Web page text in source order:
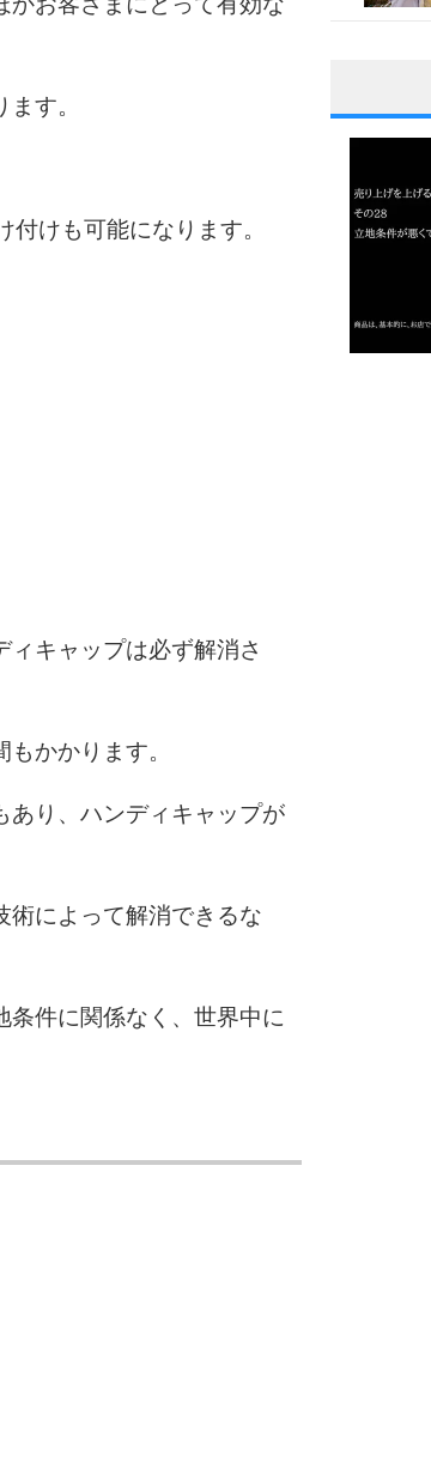
す。
けも可能になります。
キャップは必ず解消さ
かかります。
あり、ハンディキャップが
術によって解消できるな
条件に関係なく、世界中に
1
3